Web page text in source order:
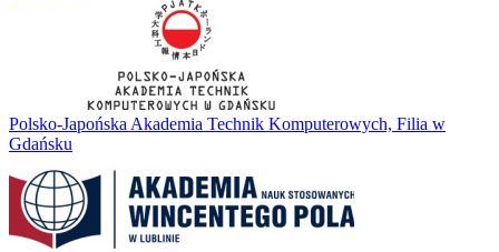
Polsko-Japońska Akademia Technik Komputerowych, Filia w
Gdańsku